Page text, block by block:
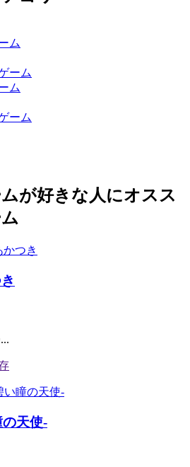
ム
ーム
ム
ーム
が好きな人にオスス
天使-